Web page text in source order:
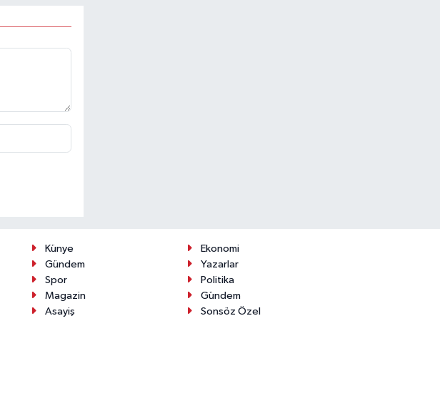
Künye
Ekonomi
Gündem
Yazarlar
Spor
Politika
Magazin
Gündem
Asayiş
Sonsöz Özel